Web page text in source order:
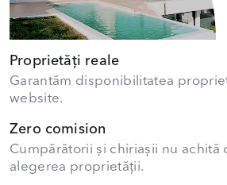
Proprietăți reale
Garantăm disponibilitatea
website.
Zero comision
Cumpărătorii și chiriașii nu achită
alegerea proprietății.